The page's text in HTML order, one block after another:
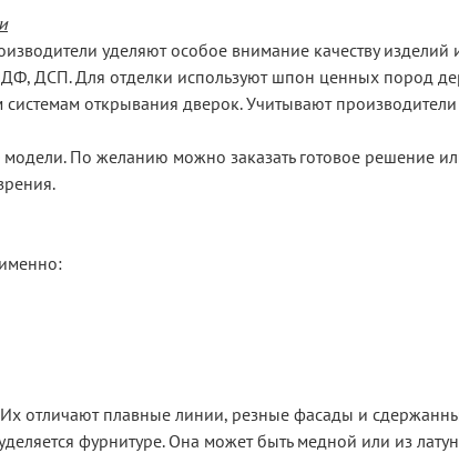
уделяют особое внимание качеству изделий
ДСП. Для отделки используют шпон ценных пород
открывания дверок. Учитывают
По желанию можно заказать готовое решение
отличают плавные линии, резные фасады и
фурнитуре. Она может быть медной или из